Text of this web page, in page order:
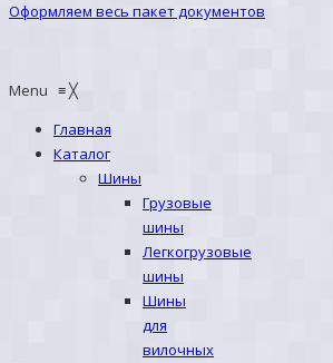
Оформляем весь пакет документов
Menu ≡╳
Главная
Каталог
Шины
Грузовые
шины
Легкогрузовые
шины
Шины
для
вилочных